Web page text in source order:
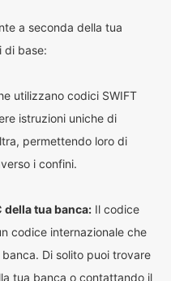
a seconda della tua
di base:
utilizzano codici SWIFT
istruzioni uniche di
permettendo loro di
i confini.
della tua banca: Il codice
codice internazionale che
Di solito puoi trovare
tua banca o contattando il